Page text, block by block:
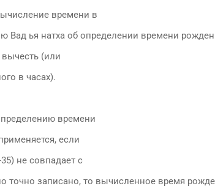
времени в
Вад ья натха об определении времени
(или
в часах).
времени
если
не совпадает с
точно записано, то вычисленное время